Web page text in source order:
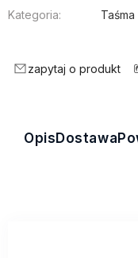
Kategoria:
zapytaj o produkt
OpisDostawa